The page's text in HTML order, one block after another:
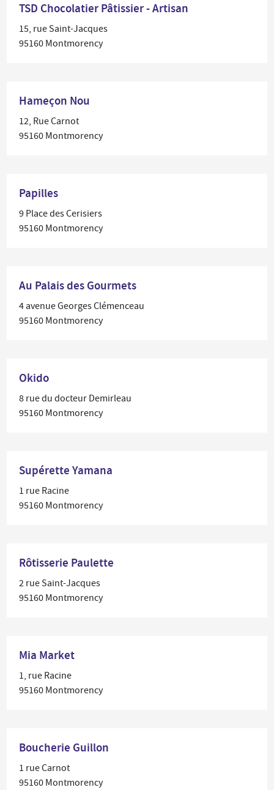
TSD Chocolatier Pâtissier - Artisan
15, rue Saint-Jacques
95160 Montmorency
Hameçon Nou
12, Rue Carnot
95160 Montmorency
Papilles
9 Place des Cerisiers
95160 Montmorency
Au Palais des Gourmets
4 avenue Georges Clémenceau
95160 Montmorency
Okido
8 rue du docteur Demirleau
95160 Montmorency
Supérette Yamana
1 rue Racine
95160 Montmorency
Rôtisserie Paulette
2 rue Saint-Jacques
95160 Montmorency
Mia Market
1, rue Racine
95160 Montmorency
Boucherie Guillon
1 rue Carnot
95160 Montmorency